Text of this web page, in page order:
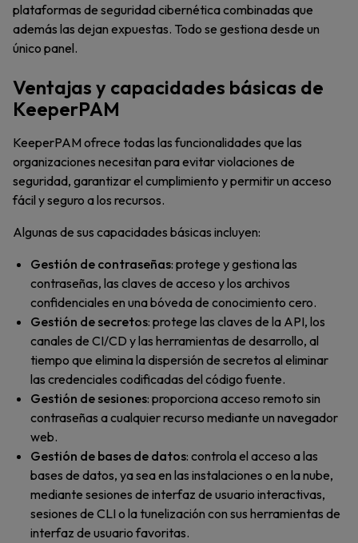
plataformas de seguridad cibernética combinadas que
además las dejan expuestas. Todo se gestiona desde un
único panel.
Ventajas y capacidades básicas de
KeeperPAM
KeeperPAM ofrece todas las funcionalidades que las
organizaciones necesitan para evitar violaciones de
seguridad, garantizar el cumplimiento y permitir un acceso
fácil y seguro a los recursos.
Algunas de sus capacidades básicas incluyen:
Gestión de contraseñas: protege y gestiona las
contraseñas, las claves de acceso y los archivos
confidenciales en una bóveda de conocimiento cero.
Gestión de secretos: protege las claves de la API, los
canales de CI/CD y las herramientas de desarrollo, al
tiempo que elimina la dispersión de secretos al eliminar
las credenciales codificadas del código fuente.
Gestión de sesiones: proporciona acceso remoto sin
contraseñas a cualquier recurso mediante un navegador
web.
Gestión de bases de datos: controla el acceso a las
bases de datos, ya sea en las instalaciones o en la nube,
mediante sesiones de interfaz de usuario interactivas,
sesiones de CLI o la tunelización con sus herramientas de
interfaz de usuario favoritas.